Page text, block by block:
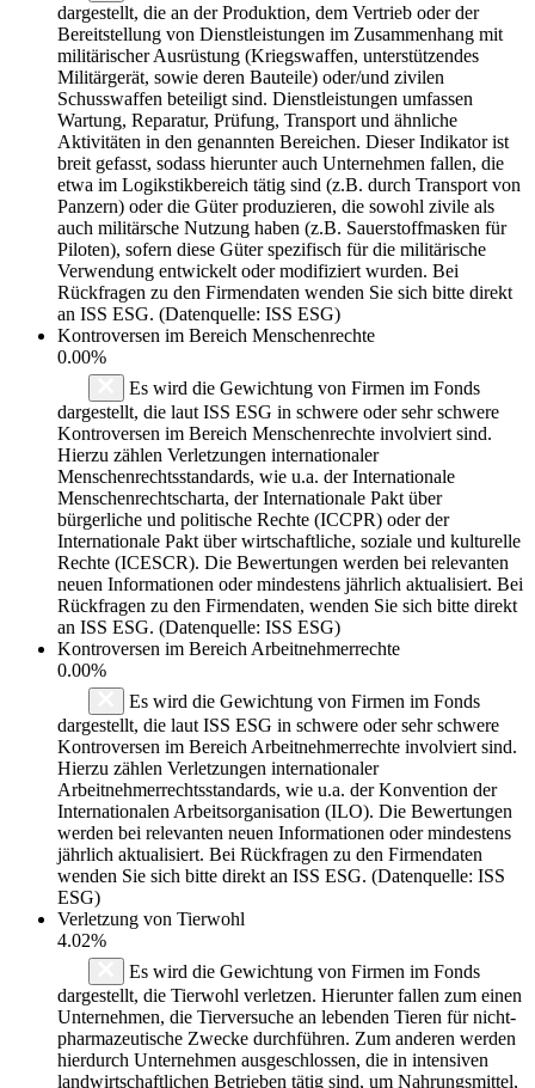
dargestellt, die an der Produktion, dem Vertrieb oder der
Bereitstellung von Dienstleistungen im Zusammenhang mit
militärischer Ausrüstung (Kriegswaffen, unterstützendes
Militärgerät, sowie deren Bauteile) oder/und zivilen
Schusswaffen beteiligt sind. Dienstleistungen umfassen
Wartung, Reparatur, Prüfung, Transport und ähnliche
Aktivitäten in den genannten Bereichen. Dieser Indikator ist
breit gefasst, sodass hierunter auch Unternehmen fallen, die
etwa im Logikstikbereich tätig sind (z.B. durch Transport von
Panzern) oder die Güter produzieren, die sowohl zivile als
auch militärsche Nutzung haben (z.B. Sauerstoffmasken für
Piloten), sofern diese Güter spezifisch für die militärische
Verwendung entwickelt oder modifiziert wurden. Bei
Rückfragen zu den Firmendaten wenden Sie sich bitte direkt
an ISS ESG. (Datenquelle: ISS ESG)
Kontroversen im Bereich Menschenrechte
0.00%
Es wird die Gewichtung von Firmen im Fonds
dargestellt, die laut ISS ESG in schwere oder sehr schwere
Kontroversen im Bereich Menschenrechte involviert sind.
Hierzu zählen Verletzungen internationaler
Menschenrechtsstandards, wie u.a. der Internationale
Menschenrechtscharta, der Internationale Pakt über
bürgerliche und politische Rechte (ICCPR) oder der
Internationale Pakt über wirtschaftliche, soziale und kulturelle
Rechte (ICESCR). Die Bewertungen werden bei relevanten
neuen Informationen oder mindestens jährlich aktualisiert. Bei
Rückfragen zu den Firmendaten, wenden Sie sich bitte direkt
an ISS ESG. (Datenquelle: ISS ESG)
Kontroversen im Bereich Arbeitnehmerrechte
0.00%
Es wird die Gewichtung von Firmen im Fonds
dargestellt, die laut ISS ESG in schwere oder sehr schwere
Kontroversen im Bereich Arbeitnehmerrechte involviert sind.
Hierzu zählen Verletzungen internationaler
Arbeitnehmerrechtsstandards, wie u.a. der Konvention der
Internationalen Arbeitsorganisation (ILO). Die Bewertungen
werden bei relevanten neuen Informationen oder mindestens
jährlich aktualisiert. Bei Rückfragen zu den Firmendaten
wenden Sie sich bitte direkt an ISS ESG. (Datenquelle: ISS
ESG)
Verletzung von Tierwohl
4.02%
Es wird die Gewichtung von Firmen im Fonds
dargestellt, die Tierwohl verletzen. Hierunter fallen zum einen
Unternehmen, die Tierversuche an lebenden Tieren für nicht-
pharmazeutische Zwecke durchführen. Zum anderen werden
hierdurch Unternehmen ausgeschlossen, die in intensiven
landwirtschaftlichen Betrieben tätig sind, um Nahrungsmittel,